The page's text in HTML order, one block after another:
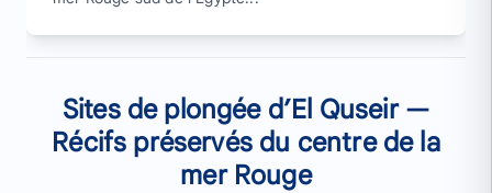
Sites de plongée d’El Quseir —
Récifs préservés du centre de la
mer Rouge